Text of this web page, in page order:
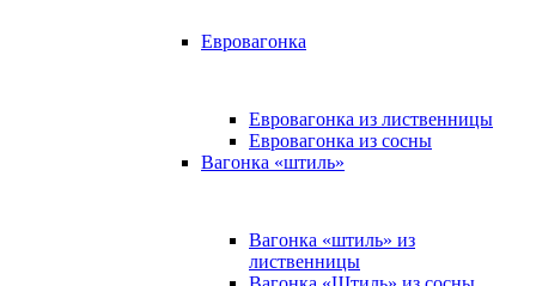
Евровагонка
Евровагонка из лиственницы
Евровагонка из сосны
Вагонка «штиль»
Вагонка «штиль» из
лиственницы